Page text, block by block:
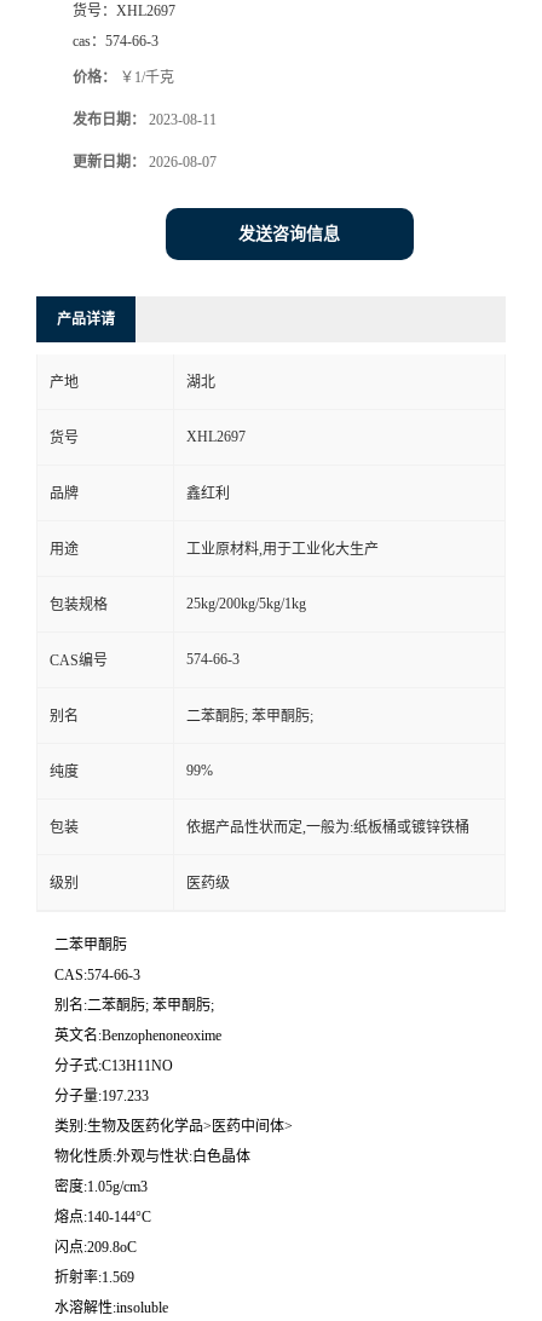
货号： XHL2697
cas： 574-66-3
价格： ￥1/千克
发布日期： 2023-08-11
更新日期： 2026-08-07
发送咨询信息
产品详请
产地 湖北
货号 XHL2697
品牌 鑫红利
用途 工业原材料,用于工业化大生产
包装规格 25kg/200kg/5kg/1kg
CAS编号 574-66-3
别名 二苯酮肟; 苯甲酮肟;
纯度 99%
包装 依据产品性状而定,一般为:纸板桶或镀锌铁桶
级别 医药级
二苯甲酮肟
CAS:574-66-3
别名:二苯酮肟; 苯甲酮肟;
英文名:Benzophenoneoxime
分子式:C13H11NO
分子量:197.233
类别:生物及医药化学品>医药中间体>
物化性质:外观与性状:白色晶体
密度:1.05g/cm3
熔点:140-144°C
闪点:209.8oC
折射率:1.569
水溶解性:insoluble